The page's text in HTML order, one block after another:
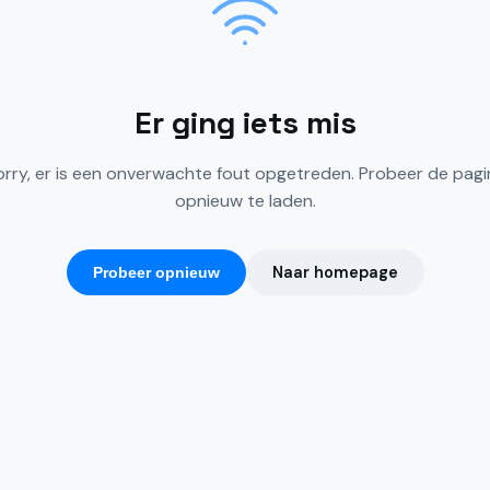
Er ging iets mis
er is een onverwachte fout opgetreden. Probeer de
opnieuw te laden.
Probeer opnieuw Naar homepage